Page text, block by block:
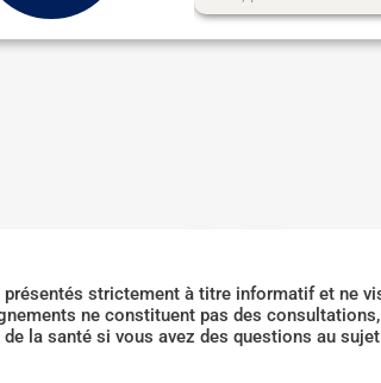
strictement à titre informatif et ne
ne constituent pas des
la santé si vous avez des questions au